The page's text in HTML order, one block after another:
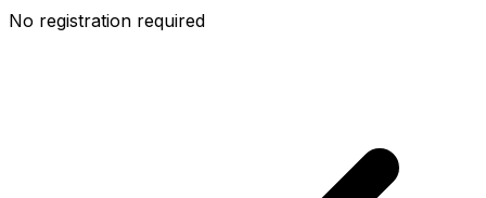
No registration required